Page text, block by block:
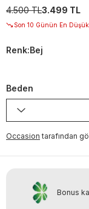
4.500 TL3.499 TL
Son 10 Günün En Düşük
Renk:Bej
Beden
Occasion tarafından
Bonus